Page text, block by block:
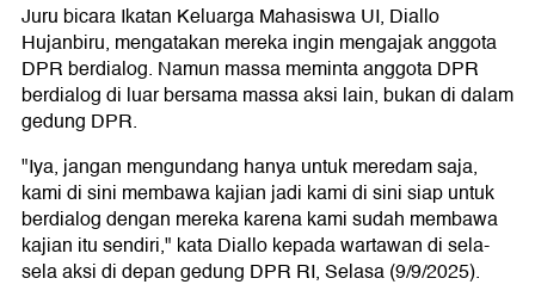
Juru bicara Ikatan Keluarga Mahasiswa UI, Diallo
Hujanbiru, mengatakan mereka ingin mengajak anggota
DPR berdialog. Namun massa meminta anggota DPR
berdialog di luar bersama massa aksi lain, bukan di dalam
gedung DPR.
"Iya, jangan mengundang hanya untuk meredam saja,
kami di sini membawa kajian jadi kami di sini siap untuk
berdialog dengan mereka karena kami sudah membawa
kajian itu sendiri," kata Diallo kepada wartawan di sela-
sela aksi di depan gedung DPR RI, Selasa (9/9/2025).